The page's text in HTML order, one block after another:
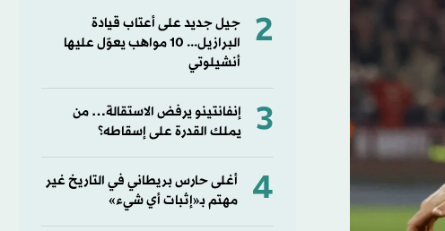
2
جيل جديد على أعتاب قيادة
البرازيل... 10 مواهب يعوّل عليها
أنشيلوتي
3
إنفانتينو يرفض الاستقالة… من
يملك القدرة على إسقاطه؟
4
أغلى حارس بريطاني في التاريخ غير
مهتم بـ«إثبات أي شيء»